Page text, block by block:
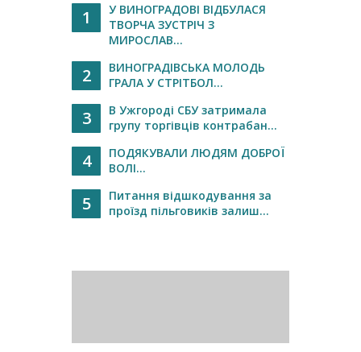
1
У ВИНОГРАДОВІ ВІДБУЛАСЯ
ТВОРЧА ЗУСТРІЧ З
МИРОСЛАВ...
2
ВИНОГРАДІВСЬКА МОЛОДЬ
ГРАЛА У СТРІТБОЛ...
3
В Ужгороді СБУ затримала
групу торгівців контрабан...
4
ПОДЯКУВАЛИ ЛЮДЯМ ДОБРОЇ
ВОЛІ...
5
Питання відшкодування за
проїзд пільговиків залиш...